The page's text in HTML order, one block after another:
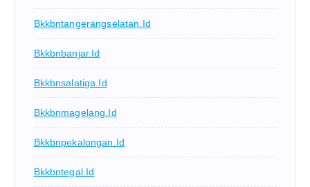
Bkkbntangerangselatan.id
Bkkbnbanjar.id
Bkkbnsalatiga.id
Bkkbnmagelang.id
Bkkbnpekalongan.id
Bkkbntegal.id